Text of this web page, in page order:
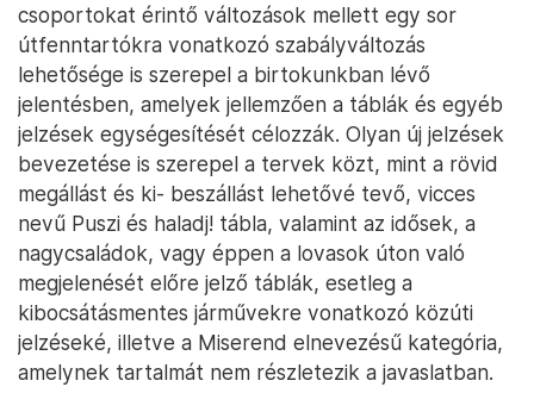
csoportokat érintő változások mellett egy sor
útfenntartókra vonatkozó szabályváltozás
lehetősége is szerepel a birtokunkban lévő
jelentésben, amelyek jellemzően a táblák és egyéb
jelzések egységesítését célozzák. Olyan új jelzések
bevezetése is szerepel a tervek közt, mint a rövid
megállást és ki- beszállást lehetővé tevő, vicces
nevű Puszi és haladj! tábla, valamint az idősek, a
nagycsaládok, vagy éppen a lovasok úton való
megjelenését előre jelző táblák, esetleg a
kibocsátásmentes járművekre vonatkozó közúti
jelzéseké, illetve a Miserend elnevezésű kategória,
amelynek tartalmát nem részletezik a javaslatban.